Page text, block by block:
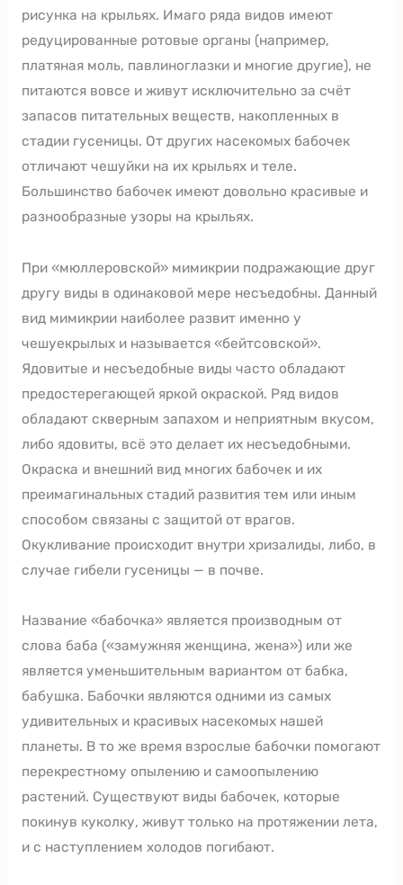
рисунка на крыльях. Имаго ряда видов имеют
редуцированные ротовые органы (например,
платяная моль, павлиноглазки и многие другие), не
питаются вовсе и живут исключительно за счёт
запасов питательных веществ, накопленных в
стадии гусеницы. От других насекомых бабочек
отличают чешуйки на их крыльях и теле.
Большинство бабочек имеют довольно красивые и
разнообразные узоры на крыльях.
При «мюллеровской» мимикрии подражающие друг
другу виды в одинаковой мере несъедобны. Данный
вид мимикрии наиболее развит именно у
чешуекрылых и называется «бейтсовской».
Ядовитые и несъедобные виды часто обладают
предостерегающей яркой окраской. Ряд видов
обладают скверным запахом и неприятным вкусом,
либо ядовиты, всё это делает их несъедобными.
Окраска и внешний вид многих бабочек и их
преимагинальных стадий развития тем или иным
способом связаны с защитой от врагов.
Окукливание происходит внутри хризалиды, либо, в
случае гибели гусеницы — в почве.
Название «бабочка» является производным от
слова баба («замужняя женщина, жена») или же
является уменьшительным вариантом от бабка,
бабушка. Бабочки являются одними из самых
удивительных и красивых насекомых нашей
планеты. В то же время взрослые бабочки помогают
перекрестному опылению и самоопылению
растений. Существуют виды бабочек, которые
покинув куколку, живут только на протяжении лета,
и с наступлением холодов погибают.